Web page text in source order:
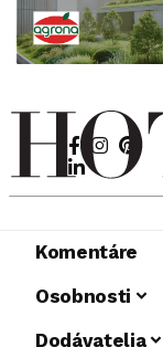
Komentáre
Osobnosti
Dodávatelia